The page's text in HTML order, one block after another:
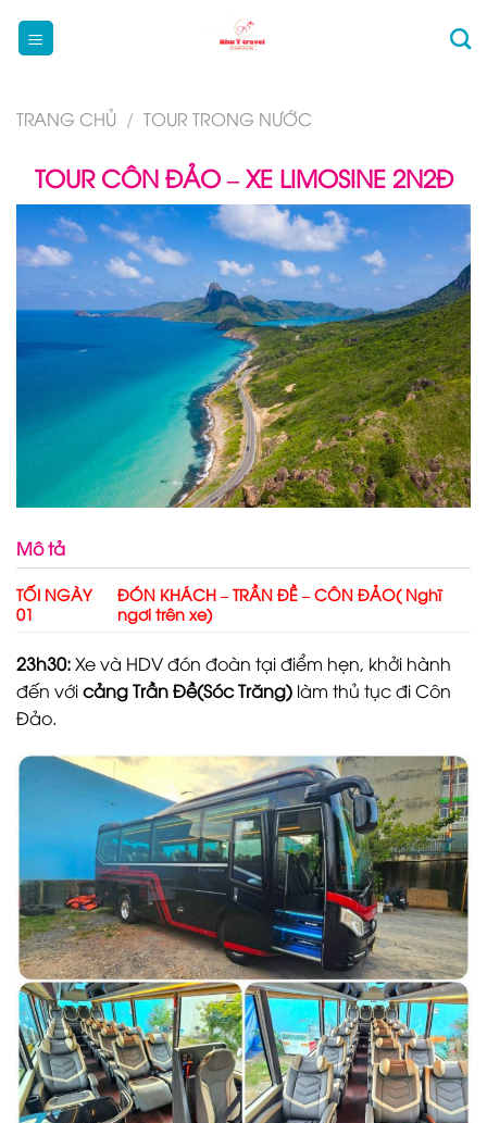
qua
TRANG CHỦ / TOUR TRONG NƯỚC
TOUR CÔN ĐẢO – XE LIMOSINE 2N2Đ
Mô tả
TỐI NGÀY
01
ĐÓN KHÁCH – TRẦN ĐỀ – CÔN ĐẢO( Nghĩ
ngơi trên xe)
23h30:Xe và HDV đón đoàn tại điểm hẹn, khởi hành
đến vớicảng Trần Đề(Sóc Trăng) làm thủ tục đi Côn
Đảo.